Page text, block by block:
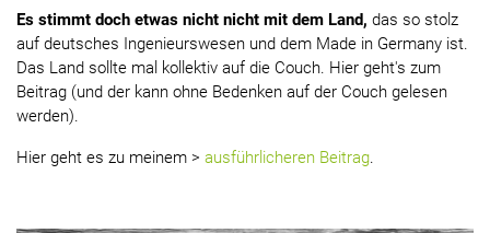
Es stimmt doch etwas nicht nicht mit dem Land, das so stolz
auf deutsches Ingenieurswesen und dem Made in Germany ist.
Das Land sollte mal kollektiv auf die Couch. Hier geht's zum
Beitrag (und der kann ohne Bedenken auf der Couch gelesen
werden).
Hier geht es zu meinem > ausführlicheren Beitrag.